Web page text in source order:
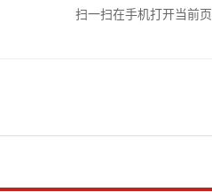
扫一扫在手机打开当前页